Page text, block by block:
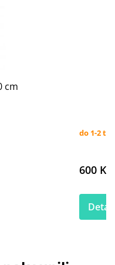
cm
do 1-2
600 Kč
Detail